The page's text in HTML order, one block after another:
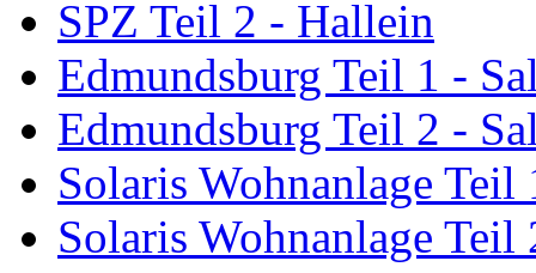
SPZ Teil 2 - Hallein
Edmundsburg Teil 1 -
Edmundsburg Teil 2 -
Solaris Wohnanlage Teil
Solaris Wohnanlage Teil